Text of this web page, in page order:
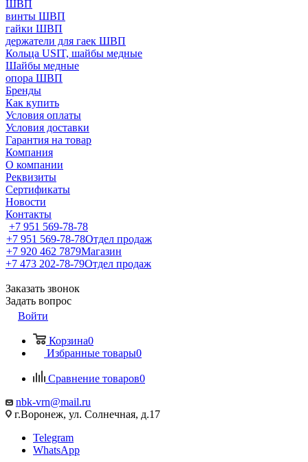
ШВП
винты ШВП
гайки ШВП
держатели для гаек ШВП
Кольца USIT, шайбы медные
Шайбы медные
опора ШВП
Бренды
Как купить
Условия оплаты
Условия доставки
Гарантия на товар
Компания
О компании
Реквизиты
Сертификаты
Новости
Контакты
+7 951 569-78-78
+7 951 569-78-78Отдел продаж
+7 920 462 7879Магазин
+7 473 202-78-79Отдел продаж
Заказать звонок
Задать вопрос
Войти
Корзина0
Избранные товары0
Сравнение товаров0
nbk-vrn@mail.ru
г.Воронеж, ул. Солнечная, д.17
Telegram
WhatsApp